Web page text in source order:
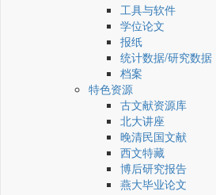
工具与软件
学位论文
报纸
统计数据/研究数据
档案
特色资源
古文献资源库
北大讲座
晚清民国文献
西文特藏
博后研究报告
燕大毕业论文